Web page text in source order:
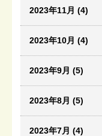
2023年11月 (4)
2023年10月 (4)
2023年9月 (5)
2023年8月 (5)
2023年7月 (4)